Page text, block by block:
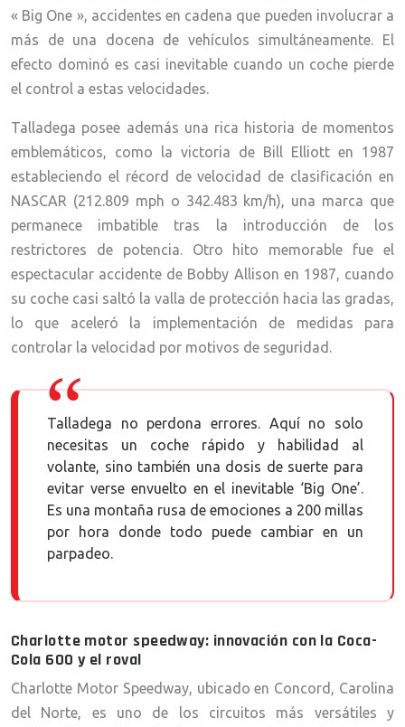
« Big One », accidentes en cadena que pueden involucrar a
más de una docena de vehículos simultáneamente. El
efecto dominó es casi inevitable cuando un coche pierde
el control a estas velocidades.
Talladega posee además una rica historia de momentos
emblemáticos, como la victoria de Bill Elliott en 1987
estableciendo el récord de velocidad de clasificación en
NASCAR (212.809 mph o 342.483 km/h), una marca que
permanece imbatible tras la introducción de los
restrictores de potencia. Otro hito memorable fue el
espectacular accidente de Bobby Allison en 1987, cuando
su coche casi saltó la valla de protección hacia las gradas,
lo que aceleró la implementación de medidas para
controlar la velocidad por motivos de seguridad.
Talladega no perdona errores. Aquí no solo
necesitas un coche rápido y habilidad al
volante, sino también una dosis de suerte para
evitar verse envuelto en el inevitable ‘Big One’.
Es una montaña rusa de emociones a 200 millas
por hora donde todo puede cambiar en un
parpadeo.
Charlotte motor speedway: innovación con la Coca-
Cola 600 y el roval
Charlotte Motor Speedway, ubicado en Concord, Carolina
del Norte, es uno de los circuitos más versátiles y